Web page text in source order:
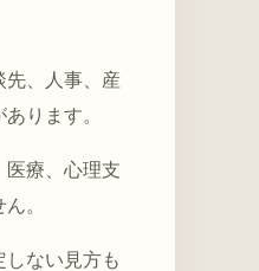
先、人事、産
ります。
医療、心理支
。
しない見方も